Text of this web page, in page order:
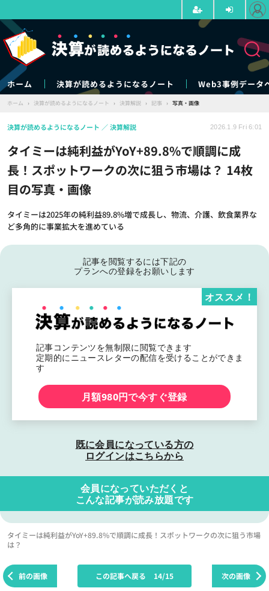
ホーム 決算が読めるようになるノート Web3事例データ
ホーム › 決算が読めるようになるノート › 決算解説 › 記事 › 写真・画像
タイミーは純利益がYoY+89.8%で順調に成
長！スポットワークの次に狙う市場は？ 14枚
目の写真・画像
タイミーは2025年の純利益89.8%増で成長し、物流、介護、飲食業界な
ど多角的に事業拡大を進めている
決算が読めるようになるノート 決算解説 2026.1.9 Fri 6:01
記事を閲覧するには下記の
プランへの登録をお願いします
記事コンテンツを無制限に閲覧できます
定期的にニュースレターの配信を受けることができま
す
オススメ！
月額980円で今すぐ登録
既に会員になっている方の
ログインはこちらから
会員になっていただくと
こんな記事が読み放題です
タイミーは純利益がYoY+89.8%で順調に成長！スポットワークの次に狙う市場
は？
前の画像 次の画像
この記事へ戻る 14/15